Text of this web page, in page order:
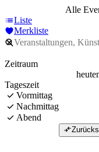
Alle
Liste
Merkliste
Zeitraum
heute
Tageszeit
Vormittag
Nachmittag
Abend